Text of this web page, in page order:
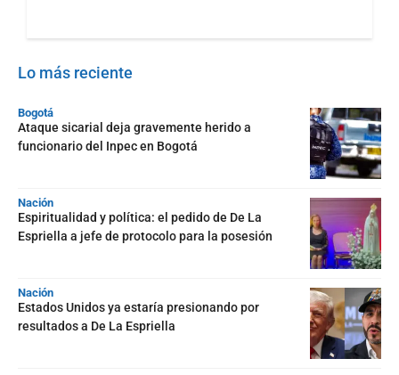
Lo más reciente
Bogotá
Ataque sicarial deja gravemente herido a
funcionario del Inpec en Bogotá
Nación
Espiritualidad y política: el pedido de De La
Espriella a jefe de protocolo para la posesión
Nación
Estados Unidos ya estaría presionando por
resultados a De La Espriella